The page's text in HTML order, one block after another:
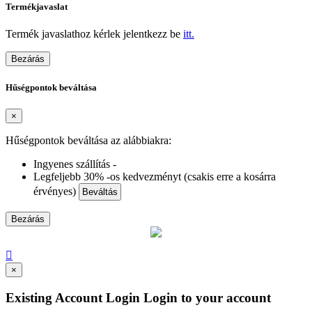
Termékjavaslat
Termék javaslathoz kérlek jelentkezz be itt.
Bezárás
Hűségpontok beváltása
×
Hűségpontok beváltása az alábbiakra:
Ingyenes szállítás -
Legfeljebb 30% -os kedvezményt (csakis erre a kosárra
érvényes)
Beváltás
Bezárás

×
Existing Account Login Login to your account